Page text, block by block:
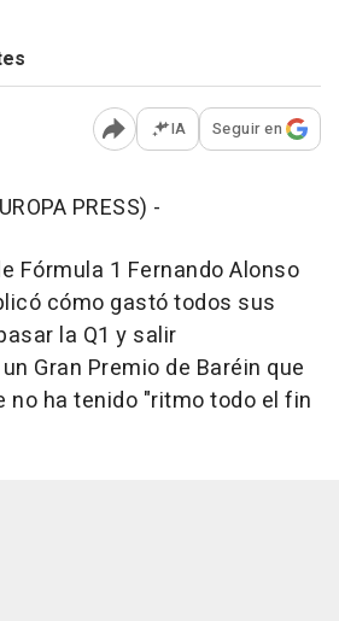
Abrir opciones para
IA Seguir en
PRESS) -
Fórmula 1 Fernando Alonso
cómo gastó todos sus
la Q1 y salir
Gran Premio de Baréin que
no ha tenido "ritmo todo el fin